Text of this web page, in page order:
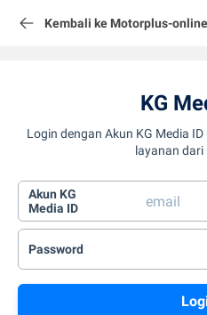
Kembali ke Motorplus-
KG
Login dengan Akun KG Media
layanan dari
Akun KG
Media ID
Password